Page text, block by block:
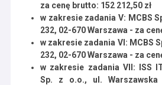
za cenę brutto: 152 212,50 zł
w zakresie zadania V: MCBS
232, 02-670 Warszawa - za
w zakresie zadania VI: MCBS
232, 02-670 Warszawa - za
w zakresie zadania VII: ISS IT
Sp. z o.o., ul.